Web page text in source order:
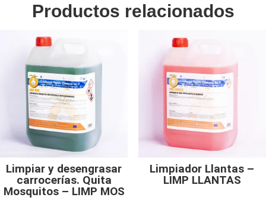
Productos relacionados
Limpiar y desengrasar
carrocerías. Quita
Mosquitos – LIMP MOS
Limpiador Llantas –
LIMP LLANTAS